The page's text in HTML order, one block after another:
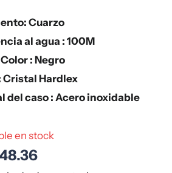
Cuarzo
al agua : 100M
: Negro
Hardlex
del caso : Acero inoxidable
en stock